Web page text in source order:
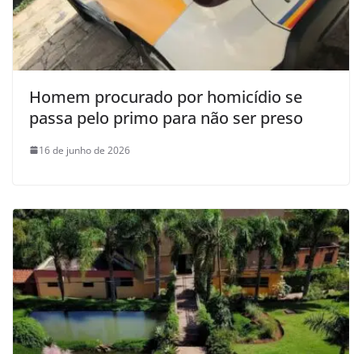
Homem procurado por homicídio se
passa pelo primo para não ser preso
16 de junho de 2026